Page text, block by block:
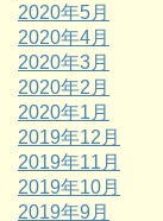
2020年5月
2020年4月
2020年3月
2020年2月
2020年1月
2019年12月
2019年11月
2019年10月
2019年9月